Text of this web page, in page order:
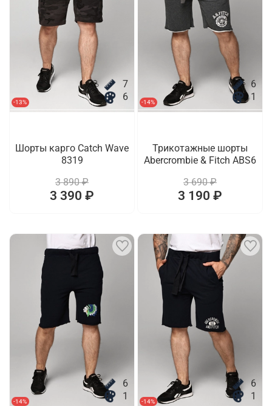
-13%
7
6
Шорты карго Catch Wave
8319
3 890 ₽
3 390 ₽
-14%
6
1
Трикотажные шорты
Abercrombie & Fitch ABS6
3 690 ₽
3 190 ₽
-14%
6
1
-14%
6
1